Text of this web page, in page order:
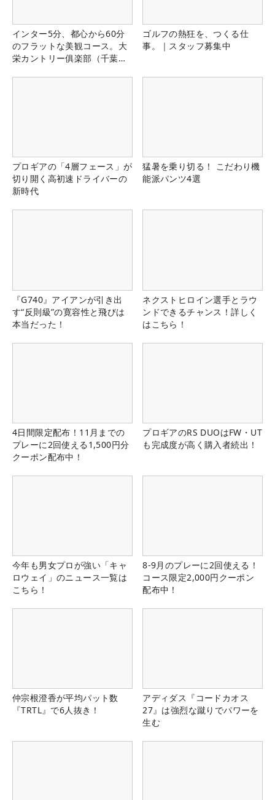
インター5分、都心から60分
のフラットな美観コース。大
栄カントリー俱楽部（千葉
ゴルフの熱狂を、つくる仕
事。｜スタッフ募集中
プロギアの「4層フェース」が
切り開く高初速ドライバーの
新時代
猛暑を乗り切る！ こだわり機
能派パンツ4選
『G740』アイアンが引き出
す“反則級”の寛容性と飛びは
本当だった！
ネクストヒロイン選手とラウ
ンドできるチャンス！詳しく
はこちら！
4日間限定配布！11月までの
プレーに2回使える1,500円分
クーポン配布中！
プロギアのRS DUOはFW・UT
も完成度が高く購入者続出！
今年も男女プロが強い「キャ
ロウェイ」のニュース一覧は
こちら！
8-9月のプレーに2回使える！
コース限定2,000円クーポン
配布中！
仲宗根澄香が平均パット数
『TRTL』で6人抜き！
アディダス『コードカオス
27』は強烈な蹴りでパワーを
生む